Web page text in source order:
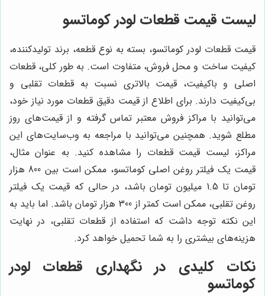
لیست قیمت قطعات لودر کوماتسو
قیمت قطعات لودر کوماتسو، بسته به نوع قطعه، برند تولیدکننده،
کیفیت ساخت و محل فروش، متفاوت است. به طور کلی، قطعات
اصلی و باکیفیت، قیمت بالاتری نسبت به قطعات تقلبی و
بی‌کیفیت دارند. برای اطلاع از قیمت دقیق قطعات مورد نیاز خود،
می‌توانید با مراکز فروش معتبر تماس گرفته و از قیمت‌های روز
مطلع شوید. همچنین می‌توانید با مراجعه به وب‌سایت‌های این
مراکز، لیست قیمت قطعات را مشاهده کنید. به عنوان مثال،
قیمت یک فیلتر روغن اصلی کوماتسو، ممکن است بین 800 هزار
تومان تا 1.5 میلیون تومان باشد، در حالی که قیمت یک فیلتر
روغن تقلبی، ممکن است کمتر از 300 هزار تومان باشد. اما باید به
این نکته توجه داشت که استفاده از قطعات تقلبی، در نهایت
هزینه‌های بیشتری را به شما تحمیل خواهد کرد.
نکات کلیدی در نگهداری قطعات لودر
کوماتسو